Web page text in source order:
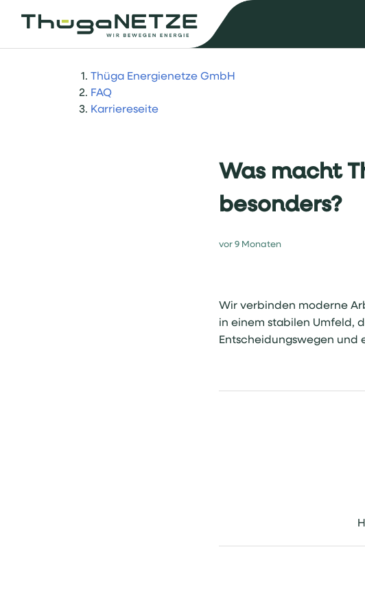
Thüga Energienetze GmbH
FAQ
Karriereseite
Was macht
besonders?
vor 9 Monaten
Wir verbinden moderne
in einem stabilen Umfeld,
Entscheidungswegen und